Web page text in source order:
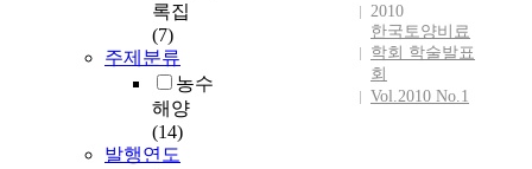
록집
(7)
주제분류
농수
해양
(14)
발행연도
2010
한국토양비료
학회 학술발표
회
Vol.2010 No.1